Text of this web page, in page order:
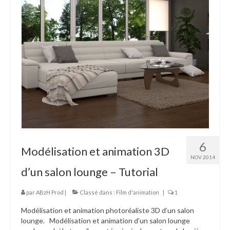
6
NOV 2014
Modélisation et animation 3D
d’un salon lounge – Tutorial
par ABzH Prod | Classé dans : Film d'animation | 1
Modélisation et animation photoréaliste 3D d’un salon
lounge. Modélisation et animation d’un salon lounge